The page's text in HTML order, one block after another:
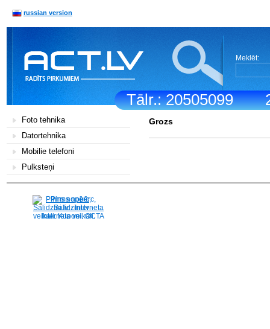
Tālr.: 20505099
russian version
Meklēt:
Foto tehnika
Datortehnika
Mobilie telefoni
Pulksteņi
Grozs
Pirms nopērc,
Salidzini.lv - Interneta
veikali, Kuponi, OCTA